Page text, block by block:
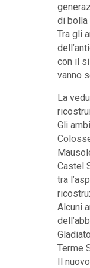
di bolla
Tra gli
con il
vanno
La
Gli
Castel
tra
Alcuni
Terme
Il